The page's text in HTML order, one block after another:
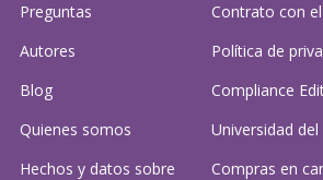
Preguntas
Autores
Blog
Quienes somos
Hechos y datos sobre
Contrato con
Política de
Compliance
Universidad
Compras en